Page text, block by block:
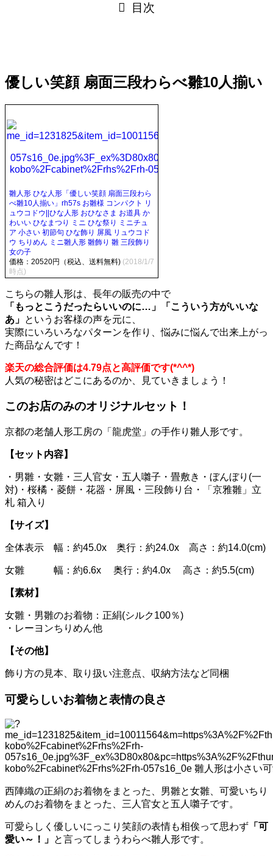
目次
優しい笑顔 扇面三段わらべ雛10人揃い
雛人形 ひな人形「優しい笑顔 扇面三段わら
べ雛10人揃い」rh57s お雛様 コンパクト リ
ュウコドウ||ひな人形 おひなさま お道具 か
わいい ひなまつり ミニ ひな祭り ミニチュ
ア 小さい 初節句 ひな飾り 屏風 リュウコド
ウ ちりめん ミニ雛人形 雛飾り 雛 三段飾り
女の子
価格：20520円（税込、送料無料) (2018/1/7
時点)
こちらの雛人形は、長年の販売の中で
「もっとこうだったらいいのに…」「こういう方がいいな
あ」 というお客様の声を元に、
実際にいろいろなパターンを作り、悩みに悩んで出来上がっ
た商品なんです！
楽天の総合評価は4.79点と高評価です(*^^*)
人気の秘密はどこにあるのか、見ていきましょう！
このお店のみのオリジナルセット！
京都の老舗人形工房の「龍虎堂」の手作り雛人形です。
【セット内容】
・男雛・女雛・三人官女・五人囃子・畳敷き・ぼんぼり(一
対)・桜橘・菱餅・花器・屏風・三段飾り台・「京雅雛」立
札 箱入り
【サイズ】
全体表示 幅：約45.0x 奥行：約24.0x 高さ：約14.0(cm)
女雛 幅：約6.6x 奥行：約4.0x 高さ：約5.5(cm)
【素材】
女雛・男雛のお着物：正絹(シルク100％)
・レーヨンちりめん他
【その他】
飾り方の見本、取り扱い注意点、収納方法など同梱
可愛らしいお着物と表情の良さ
西陣織の正絹のお着物をまとった、男雛と女雛、可愛いちり
めんのお着物をまとった、三人官女と五人囃子です。
可愛らしく優しいにっこり笑顔の表情も相俟って思わず 「可
愛い～！」 と言ってしまうわらべ雛人形です。